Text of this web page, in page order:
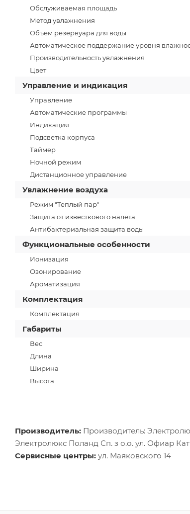
Обслуживаемая площадь
Метод увлажнения
Объем резервуара для воды
Автоматическое поддержание уровня
Производительность увлажнения
Цвет
Управление и индикация
Управление
Автоматические программы
Индикация
Подсветка корпуса
Таймер
Ночной режим
Дистанционное управление
Увлажнение воздуха
Режим "Теплый пар"
Защита от известкового налета
Антибактериальная защита воды
Функциональные особенности
Ионизация
Озонирование
Ароматизация
Комплектация
Комплектация
Габариты
Вес
Длина
Ширина
Высота
Производитель: Производитель:
Электролюкс Поланд Сп. з о.о. ул. Офиар
Сервисные центры: ул. Маяковского 14